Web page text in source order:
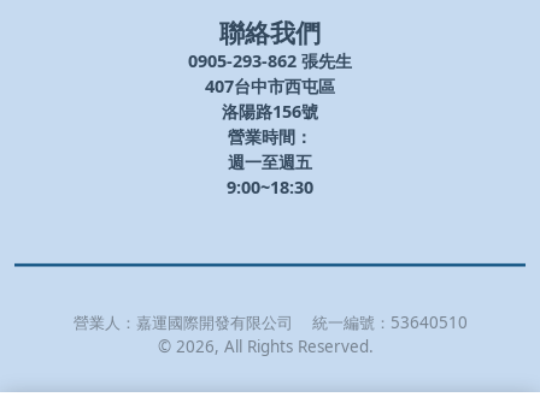
聯絡我們
0905-293-862 張先生
407台中市西屯區
洛陽路156號
營業時間：
週一至週五
9:00~18:30
營業人： 嘉運國際開發有限公司 統一編號： 53640510
© 2026, All Rights Reserved.